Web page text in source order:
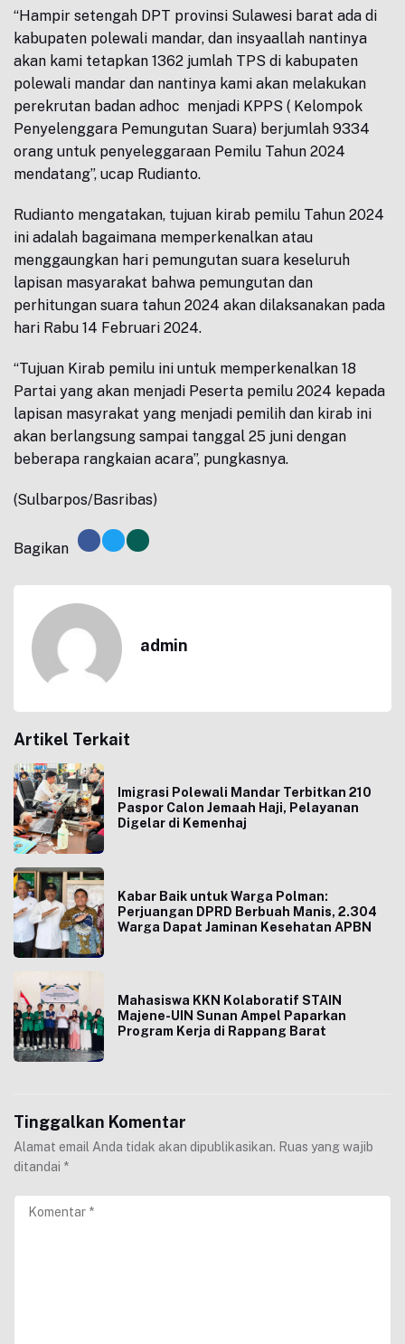
“Hampir setengah DPT provinsi Sulawesi barat ada di
kabupaten polewali mandar, dan insyaallah nantinya
akan kami tetapkan 1362 jumlah TPS di kabupaten
polewali mandar dan nantinya kami akan melakukan
perekrutan badan adhoc menjadi KPPS ( Kelompok
Penyelenggara Pemungutan Suara) berjumlah 9334
orang untuk penyeleggaraan Pemilu Tahun 2024
mendatang”, ucap Rudianto.
Rudianto mengatakan, tujuan kirab pemilu Tahun 2024
ini adalah bagaimana memperkenalkan atau
menggaungkan hari pemungutan suara keseluruh
lapisan masyarakat bahwa pemungutan dan
perhitungan suara tahun 2024 akan dilaksanakan pada
hari Rabu 14 Februari 2024.
“Tujuan Kirab pemilu ini untuk memperkenalkan 18
Partai yang akan menjadi Peserta pemilu 2024 kepada
lapisan masyrakat yang menjadi pemilih dan kirab ini
akan berlangsung sampai tanggal 25 juni dengan
beberapa rangkaian acara”, pungkasnya.
(Sulbarpos/Basribas)
Bagikan
admin
Artikel Terkait
Imigrasi Polewali Mandar Terbitkan 210
Paspor Calon Jemaah Haji, Pelayanan
Digelar di Kemenhaj
Kabar Baik untuk Warga Polman:
Perjuangan DPRD Berbuah Manis, 2.304
Warga Dapat Jaminan Kesehatan APBN
Mahasiswa KKN Kolaboratif STAIN
Majene-UIN Sunan Ampel Paparkan
Program Kerja di Rappang Barat
Tinggalkan Komentar
Alamat email Anda tidak akan dipublikasikan. Ruas yang wajib
ditandai *